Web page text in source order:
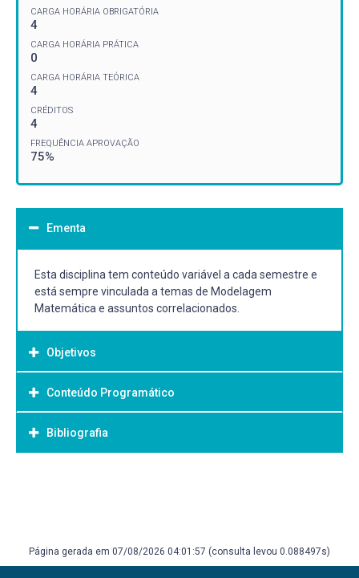
CARGA HORÁRIA OBRIGATÓRIA
4
CARGA HORÁRIA PRÁTICA
0
CARGA HORÁRIA TEÓRICA
4
CRÉDITOS
4
FREQUÊNCIA APROVAÇÃO
75%
Ementa
Esta disciplina tem conteúdo variável a cada semestre e
está sempre vinculada a temas de Modelagem
Matemática e assuntos correlacionados.
Objetivos
Objetivo Geral:
Disciplina optativa do PPG em Modelagem Matemática da
UFPel
Conteúdo Programático
Bibliografia
Variável - de acordo com temática abordada.
Página gerada em 07/08/2026 04:01:57 (consulta levou 0.088497s)